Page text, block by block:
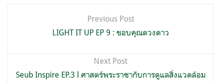
Previous Post
LIGHT IT UP EP 9 : ขอบคุณดวงดาว
Next Post
Seub Inspire EP.3 l ศาสตร์พระราชากับการดูแลสิ่งแวดล้อม